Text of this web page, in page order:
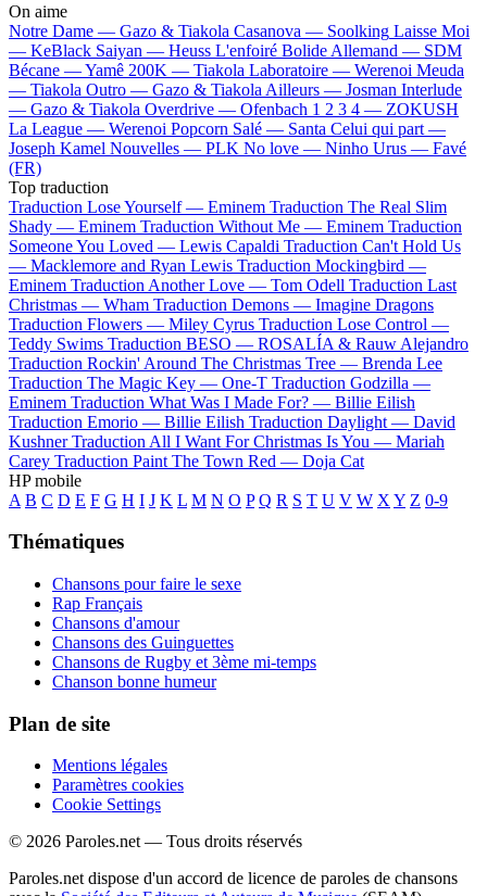
On aime
Notre Dame — Gazo & Tiakola Casanova — Soolking Laisse Moi
— KeBlack Saiyan — Heuss L'enfoiré Bolide Allemand — SDM
Bécane —Yamê 200K — Tiakola Laboratoire — Werenoi Meuda
— Tiakola Outro — Gazo & Tiakola Ailleurs — Josman Interlude
— Gazo & Tiakola Overdrive — Ofenbach 1 2 3 4 — ZOKUSH
La League — Werenoi Popcorn Salé — Santa Celui qui part —
Joseph Kamel Nouvelles — PLK No love — Ninho Urus — Favé
(FR)
Top traduction
Traduction Lose Yourself — Eminem Traduction The Real Slim
Shady — Eminem Traduction Without Me — Eminem Traduction
Someone You Loved — Lewis Capaldi Traduction Can't Hold Us
— Macklemore and Ryan Lewis Traduction Mockingbird —
Eminem Traduction Another Love — Tom Odell Traduction Last
Christmas — Wham Traduction Demons — Imagine Dragons
Traduction Flowers — Miley Cyrus Traduction Lose Control —
Teddy Swims Traduction BESO — ROSALÍA & Rauw Alejandro
Traduction Rockin' Around The Christmas Tree — Brenda Lee
Traduction The Magic Key — One-T Traduction Godzilla —
Eminem Traduction What Was I Made For? — Billie Eilish
Traduction Emorio — Billie Eilish Traduction Daylight — David
Kushner Traduction All I Want For Christmas Is You — Mariah
Carey Traduction Paint The Town Red — Doja Cat
HP mobile
A B C D E F G H I J K L M N O P Q R S T U V W X Y Z 0-9
Thématiques
Chansons pour faire le sexe
Rap Français
Chansons d'amour
Chansons des Guinguettes
Chansons de Rugby et 3ème mi-temps
Chanson bonne humeur
Plan de site
Mentions légales
Paramètres cookies
Cookie Settings
© 2026 Paroles.net — Tous droits réservés
Paroles.net dispose d'un accord de licence de paroles de chansons